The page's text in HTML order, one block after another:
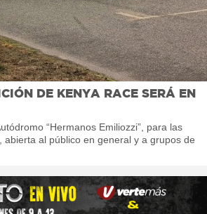
DE KENYA RACE SERÁ EN
“Hermanos Emiliozzi”, para las
abierta al público en general y a grupos de